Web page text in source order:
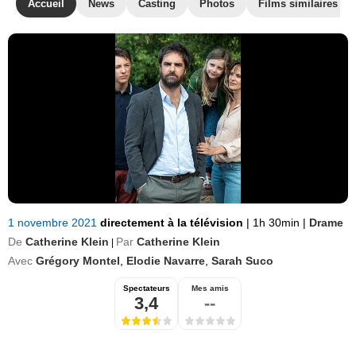
Accueil News Casting Photos Films similaires
1 novembre 2021 directement à la télévision | 1h 30min | Drame
De Catherine Klein Par Catherine Klein
Avec Grégory Montel Elodie Navarre Sarah Suco
Spectateurs
3,4
Mes amis
--